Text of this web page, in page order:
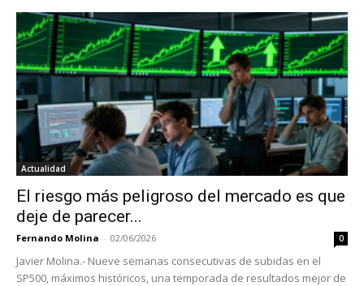
Actualidad
El riesgo más peligroso del mercado es que
deje de parecer...
Fernando Molina - 02/06/2026 0
Javier Molina.- Nueve semanas consecutivas de subidas en el
SP500, máximos históricos, una temporada de resultados mejor de